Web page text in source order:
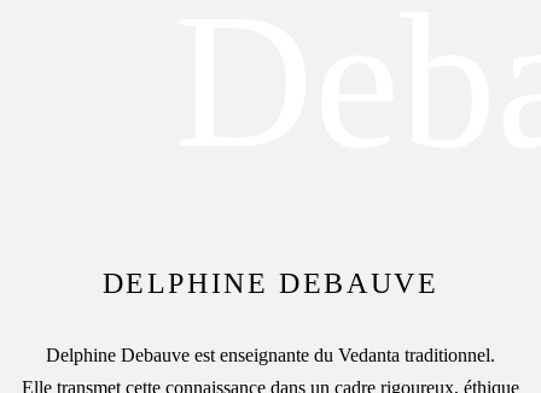
DELPHINE DEBAUVE
Delphine Debauve est enseignante du Vedanta traditionnel.
Elle transmet cette connaissance dans un cadre rigoureux, éthique